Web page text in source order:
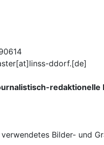
ddorf.[de]
redaktionelle
Bilder- und